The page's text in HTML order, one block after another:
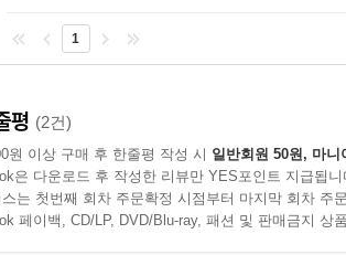
1
평 (2건)
원 이상 구매 후 한줄평 작성 시 일반회원 50원, 마니
은 다운로드 후 작성한 리뷰만 YES포인트 지급됩니
스는 첫번째 회차 주문확정 시점부터 마지막 회차 주
페이백, CD/LP, DVD/Blu-ray, 패션 및 판매금지 상